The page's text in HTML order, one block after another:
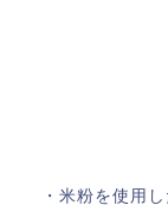
・米粉を使用